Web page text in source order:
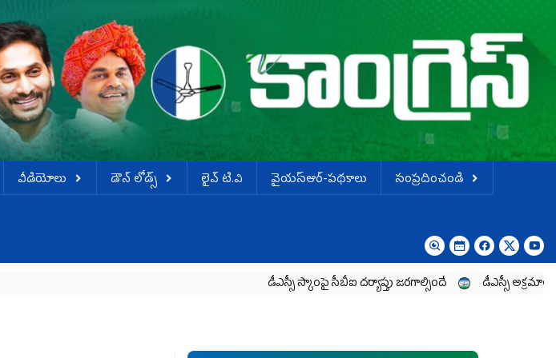
వీడియోలు డౌన్ లోడ్స్ లైవ్ టి.వి వైయస్ఆర్-పథకాలు
సంప్రదించండి
డీఎస్సీ స్కాంపై సీబీఐ దర్యాప్తు జరగాల్సిందే డీఎస్సీ అక్రమాలపై